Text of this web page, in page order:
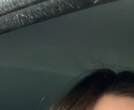
Si è preso cura di 3 animali
Como, 22100